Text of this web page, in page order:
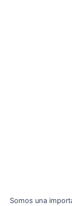
Somos una